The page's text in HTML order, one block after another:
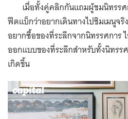
เมื่อทั้งคู่คลิกกันแถมผู้ชมนิทรรศ
ฟีดแบ็กว่าอยากเดินทางไปชิมเมนูจ
อยากซื้อของที่ระลึกจากนิทรรศการ
ออกแบบของที่ระลึกสำหรับทั้งนิทรร
เกิดขึ้น